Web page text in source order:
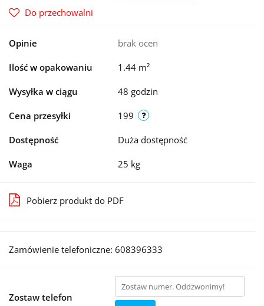
Do przechowalni
Opinie brak ocen
Ilość w opakowaniu 1.44 m²
Wysyłka w ciągu 48 godzin
Cena przesyłki 199
Dostępność Duża dostępność
Waga 25 kg
Pobierz produkt do PDF
Zamówienie telefoniczne: 608396333
Zostaw telefon